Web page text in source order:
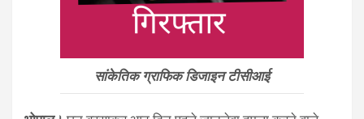
सांकेतिक ग्राफिक डिजाइन टीसीआई